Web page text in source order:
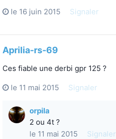
le 16 juin 2015 Signaler
Aprilia-rs-69
Ces fiable une derbi gpr 125 ?
le 11 mai 2015 Signaler
orpila
2 ou 4t ?
le 11 mai 2015
Signaler